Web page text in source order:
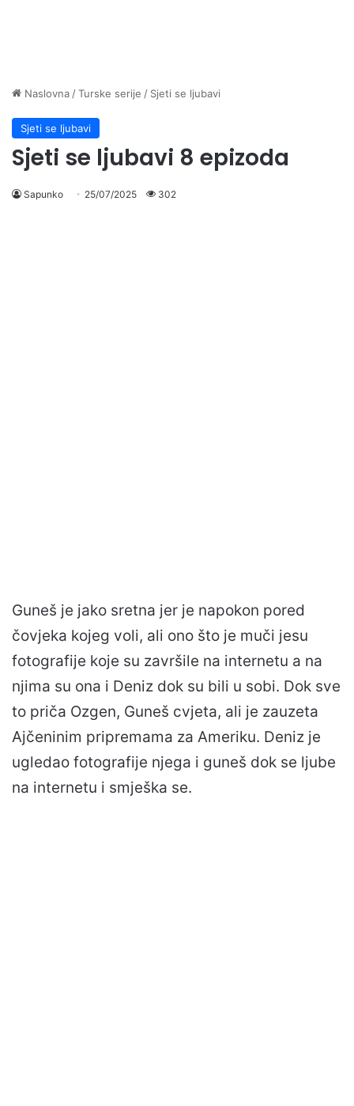
Naslovna /Turske serije / Sjeti se ljubavi
Sjeti se ljubavi
Sjeti se ljubavi 8 epizoda
Sapunko 25/07/2025 302
Guneš je jako sretna jer je napokon pored
čovjeka kojeg voli, ali ono što je muči jesu
fotografije koje su završile na internetu a na
njima su ona i Deniz dok su bili u sobi. Dok sve
to priča Ozgen, Guneš cvjeta, ali je zauzeta
Ajčeninim pripremama za Ameriku. Deniz je
ugledao fotografije njega i guneš dok se ljube
na internetu i smješka se.